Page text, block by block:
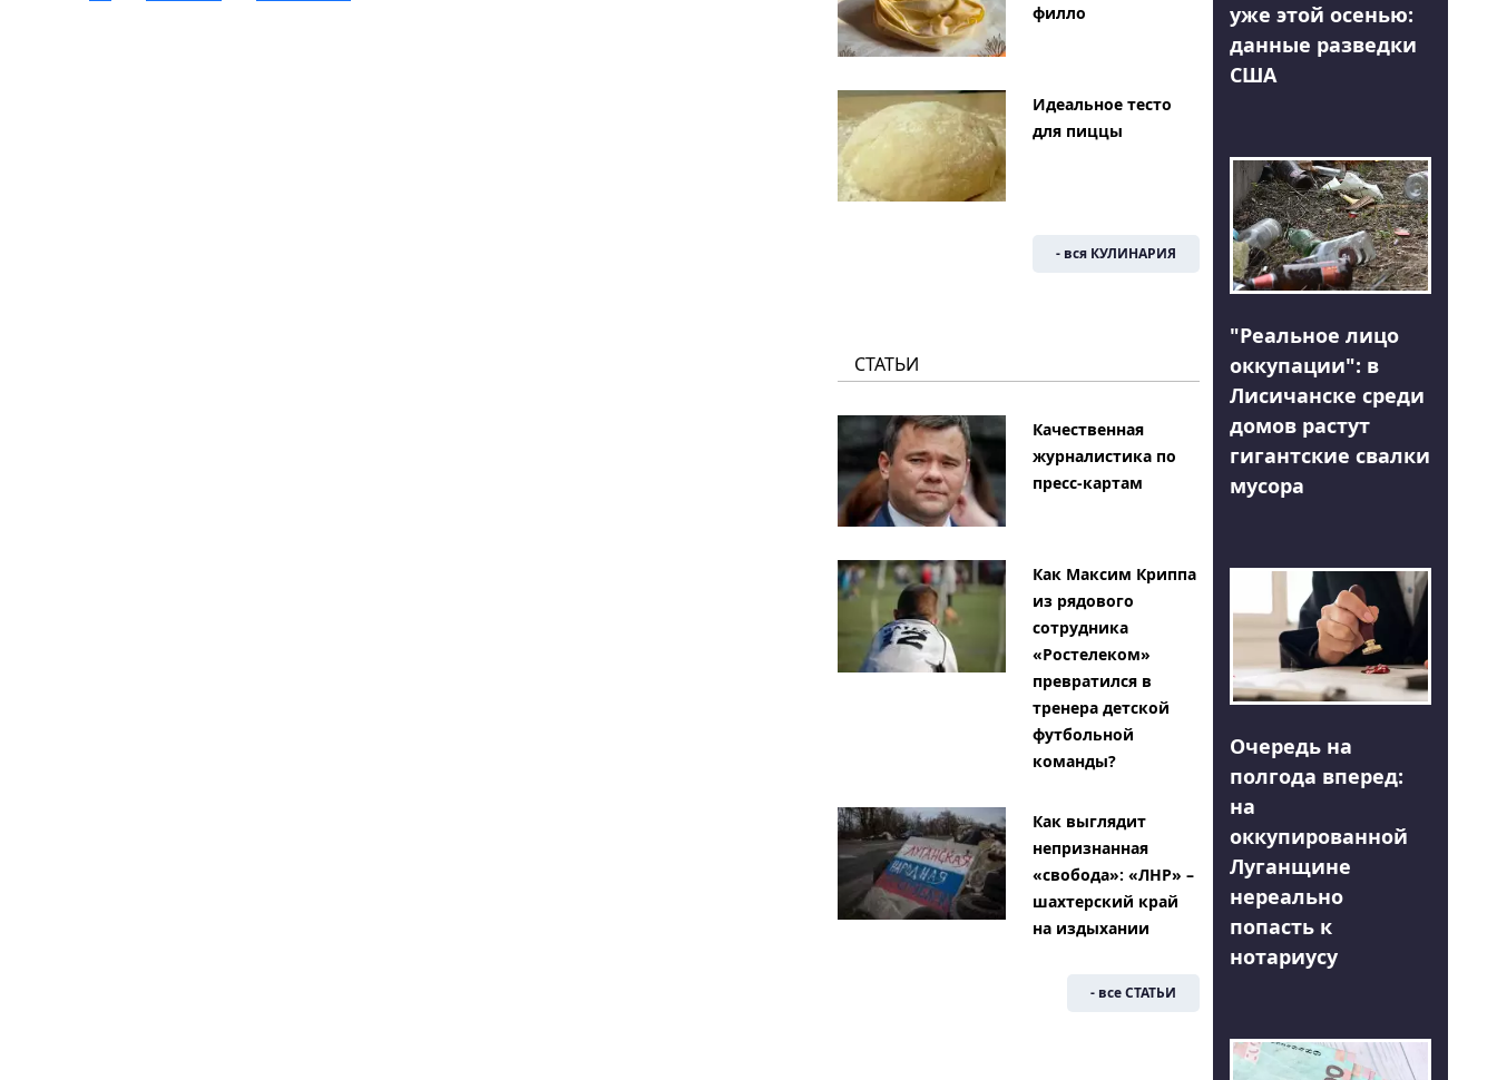
филло
Идеальное тесто
для пиццы
- вся КУЛИНАРИЯ
СТАТЬИ
Качественная
журналистика по
пресс-картам
Как Максим Криппа
из рядового
сотрудника
«Ростелеком»
превратился в
тренера детской
футбольной
команды?
Как выглядит
непризнанная
«свобода»: «ЛНР» –
шахтерский край
на издыхании
- все СТАТЬИ
уже этой осенью:
данные разведки
США
"Реальное лицо
оккупации": в
Лисичанске среди
домов растут
гигантские свалки
мусора
Очередь на
полгода вперед:
на
оккупированной
Луганщине
нереально
попасть к
нотариусу